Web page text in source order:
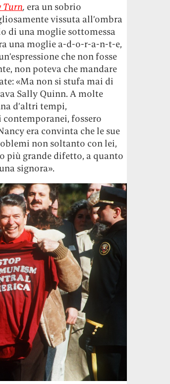
Turn, era un sobrio
vissuta all’ombra
di una moglie sottomessa
una moglie a-d-o-r-a-n-t-e,
che non fosse
non poteva che mandare
«Ma non si stufa mai di
Sally Quinn. A molte
d’altri tempi,
fossero
era convinta che le sue
non soltanto con lei,
più grande difetto, a quanto
signora».